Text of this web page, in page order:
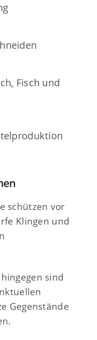
Fisch und
schützen vor
Klingen und
sind
Gegenstände